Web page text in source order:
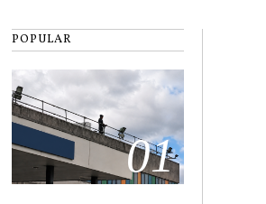
POPULAR
01